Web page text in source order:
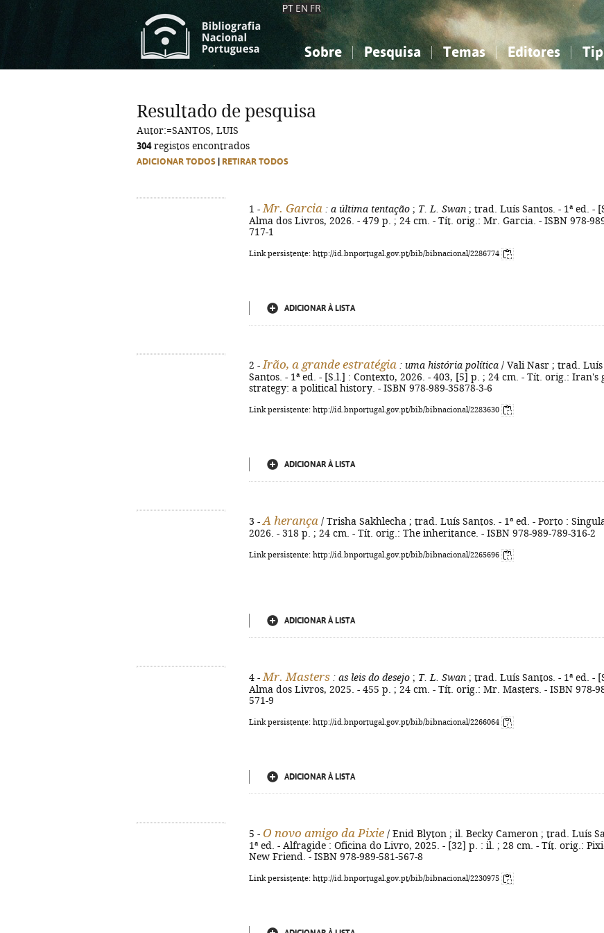
PT EN FR
Sobre Pesquisa Temas
Ciências sociais...
Editores
Ciências sociais...
Resultado de pesquisa
Autor:=SANTOS, LUIS
304registos encontrados
ADICIONAR TODOS RETIRAR TODOS
1 - Mr. Garcia : a última tentação ; T. L. Swan ; trad. Luís Santos. - 1ª ed. -
Alma dos Livros, 2026. - 479 p. ; 24 cm. - Tít. orig.: Mr. Garcia. - ISBN 978-
717-1
Link persistente: http://id.bnportugal.gov.pt/bib/bibnacional/2286774
ADICIONAR À LISTA
2 - Irão, a grande estratégia : uma história política / Vali Nasr ; trad. Luís
Santos. - 1ª ed. - [S.l.] : Contexto, 2026. - 403, [5] p. ; 24 cm. - Tít. orig.: Iran's
strategy: a political history. - ISBN 978-989-35878-3-6
Link persistente: http://id.bnportugal.gov.pt/bib/bibnacional/2283630
ADICIONAR À LISTA
3 - A herança / Trisha Sakhlecha ; trad. Luís Santos. - 1ª ed. - Porto :
2026. - 318 p. ; 24 cm. - Tít. orig.: The inheritance. - ISBN 978-989-789-316-2
Link persistente: http://id.bnportugal.gov.pt/bib/bibnacional/2265696
ADICIONAR À LISTA
4 - Mr. Masters : as leis do desejo ; T. L. Swan ; trad. Luís Santos. - 1ª ed. -
Alma dos Livros, 2025. - 455 p. ; 24 cm. - Tít. orig.: Mr. Masters. - ISBN 978-
571-9
Link persistente: http://id.bnportugal.gov.pt/bib/bibnacional/2266064
ADICIONAR À LISTA
5 - O novo amigo da Pixie / Enid Blyton ; il. Becky Cameron ; trad. Luís
1ª ed. - Alfragide : Oficina do Livro, 2025. - [32] p. : il. ; 28 cm. - Tít. orig.:
New Friend. - ISBN 978-989-581-567-8
Link persistente: http://id.bnportugal.gov.pt/bib/bibnacional/2230975